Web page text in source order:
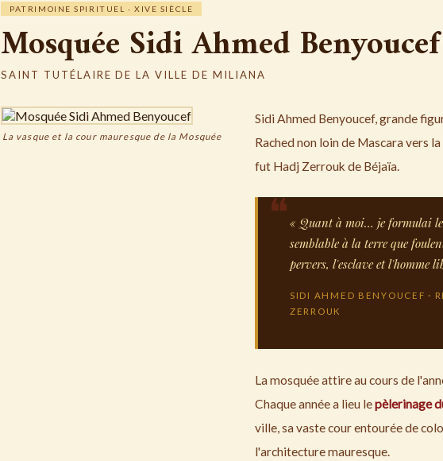
PATRIMOINE SPIRITUEL · XIVE SIÈCLE
Mosquée Sidi Ahmed Benyoucef
SAINT TUTÉLAIRE DE LA VILLE DE MILIANA
La vasque et la cour mauresque de la Mosquée
Sidi Ahmed Benyoucef, grande
Rached non loin de Mascara vers la
fut Hadj Zerrouk de Béjaïa.
« Quant à moi… je formulai
semblable à la terre que
pervers, l'esclave et l'homme
SIDI AHMED BENYOUCEF ·
ZERROUK
La mosquée attire au cours de
Chaque année a lieu lepèlerinage
ville, sa vaste cour entourée de
l'architecture mauresque.